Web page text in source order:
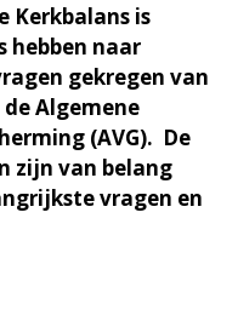
Kerkbalans is
hebben naar
gekregen van
Algemene
(AVG). De
zijn van belang
vragen en